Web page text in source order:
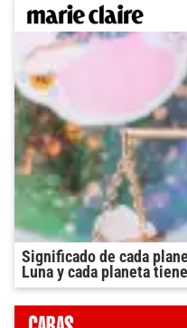
Significado de cada
Luna y cada planeta